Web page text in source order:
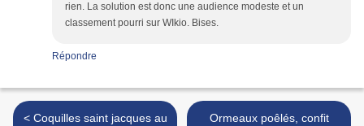
rien. La solution est donc une audience modeste et un
classement pourri sur WIkio. Bises.
Répondre
< Coquilles saint jacques au
Ormeaux poêlés, confit